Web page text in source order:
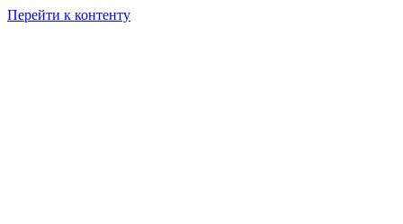
Перейти к контенту